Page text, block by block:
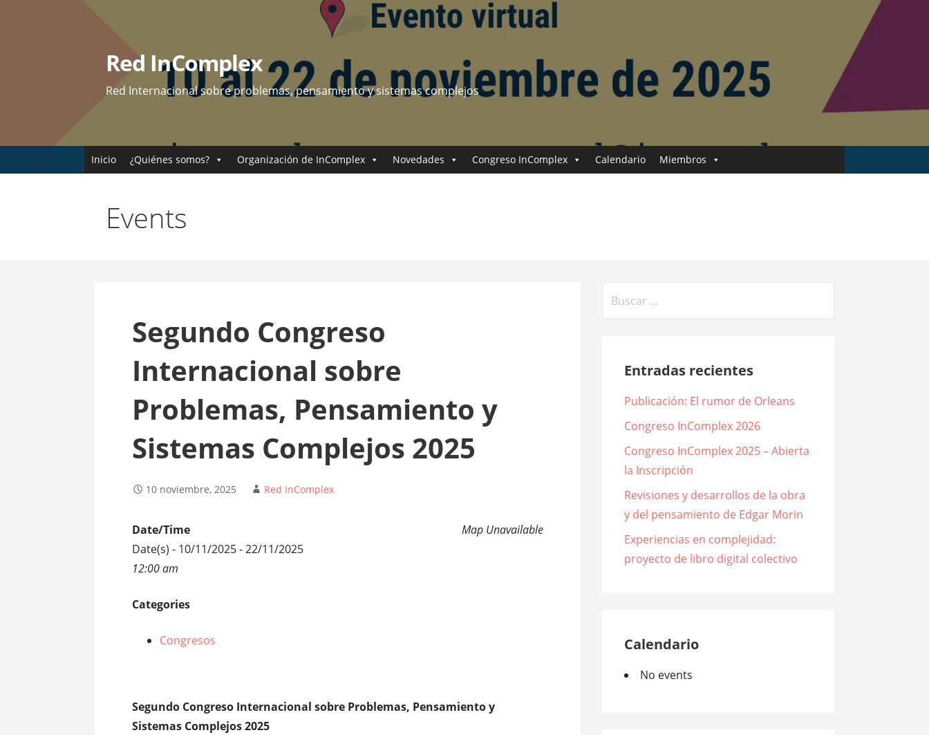
Red InComplex
Red Internacional sobre problemas, pensamiento y sistemas complejos
Inicio ¿Quiénes somos? Organización de InComplex Novedades Congreso InComplex Calendario Miembros
Events
Segundo Congreso
Internacional sobre
Problemas, Pensamiento y
Sistemas Complejos 2025
10 noviembre, 2025 Red InComplex
Map Unavailable
Date/Time
Date(s) - 10/11/2025 - 22/11/2025
12:00 am
Categories
Congresos
Segundo Congreso Internacional sobre Problemas, Pensamiento y
Sistemas Complejos 2025
Entradas recientes
Publicación: El rumor de Orleans
Congreso InComplex 2026
Congreso InComplex 2025 – Abierta
la Inscripción
Revisiones y desarrollos de la obra
y del pensamiento de Edgar Morin
Experiencias en complejidad:
proyecto de libro digital colectivo
Calendario
No events